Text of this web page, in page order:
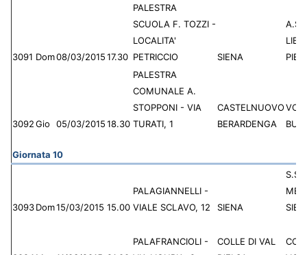
3091 Dom08/03/201517.30
PALESTRA
SCUOLA F. TOZZI -
LOCALITA'
PETRICCIO
SIENA
A.S.
3092Gio 05/03/201518.30
PALESTRA
COMUNALE A.
STOPPONI - VIA
TURATI, 1
CASTELNUOVO
BERARDENGA
Giornata 10
3093Dom15/03/2015 15.00
PALAGIANNELLI -
VIALE SCLAVO, 12
SIENA
PALAFRANCIOLI -
COLLE DI VAL